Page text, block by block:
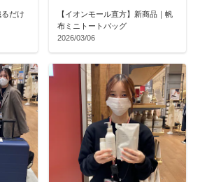
るだけ
【イオンモール直方】新商品｜帆
布ミニトートバッグ
2026/03/06